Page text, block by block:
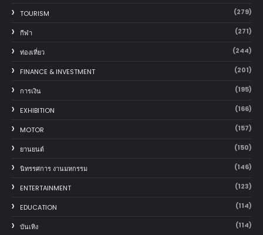
TOURISM (279)
กีฬา (271)
ท่องเที่ยว (244)
FINANCE & INVESTMENT (201)
การเงิน (195)
EXHIBITION (166)
MOTOR (157)
‎ยานยนต์‎ (150)
นิทรรศการ งานมหกรรม (146)
ENTERTAINMENT (123)
EDUCATION (114)
บันเทิง (114)